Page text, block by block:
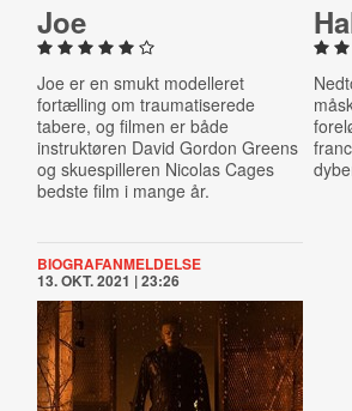
Joe
Joe er en smukt modelleret
fortælling om traumatiserede
tabere, og filmen er både
instruktøren David Gordon Greens
og skuespilleren Nicolas Cages
bedste film i mange år.
BIOGRAFANMELDELSE
13. OKT. 2021 | 23:26